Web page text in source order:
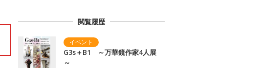
閲覧履歴
G3s＋B1 ～万華鏡作家4人展
～